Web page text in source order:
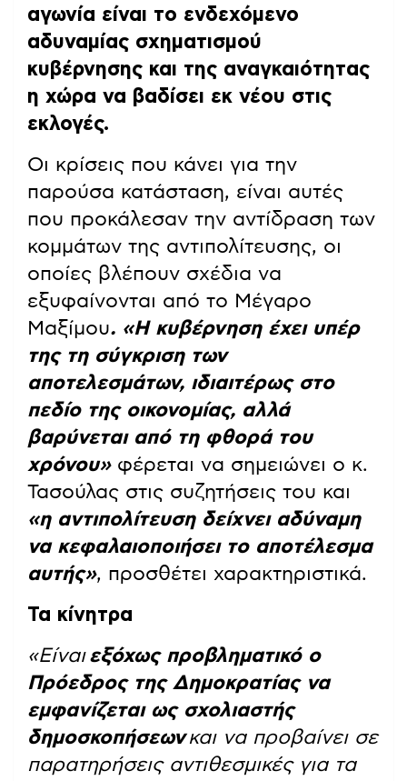
αγωνία είναι το ενδεχόμενο
αδυναμίας σχηματισμού
κυβέρνησης και της αναγκαιότητας
η χώρα να βαδίσει εκ νέου στις
εκλογές.
Οι κρίσεις που κάνει για την
παρούσα κατάσταση, είναι αυτές
που προκάλεσαν την αντίδραση των
κομμάτων της αντιπολίτευσης, οι
οποίες βλέπουν σχέδια να
εξυφαίνονται από το Μέγαρο
Μαξίμου. «Η κυβέρνηση έχει υπέρ
της τη σύγκριση των
αποτελεσμάτων, ιδιαιτέρως στο
πεδίο της οικονομίας, αλλά
βαρύνεται από τη φθορά του
χρόνου»φέρεται να σημειώνει ο κ.
Τασούλας στις συζητήσεις του και
«η αντιπολίτευση δείχνει αδύναμη
να κεφαλαιοποιήσει το αποτέλεσμα
αυτής», προσθέτει χαρακτηριστικά.
Τα κίνητρα
«Είναιεξόχως προβληματικό ο
Πρόεδρος της Δημοκρατίας να
εμφανίζεται ως σχολιαστής
δημοσκοπήσεωνκαι να προβαίνει σε
παρατηρήσεις αντιθεσμικές για τα